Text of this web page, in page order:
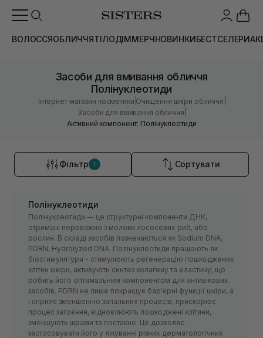
ВОЛОССЯОБЛИЧЧЯТІЛОДІММЕРЧНОВИНКИБЕСТСЕЛЕРИ
Засоби для вмивання обличчя
Полінуклеотиди
Інтернет магазин косметики |Очищення шкіри обличчя
Засоби для вмивання обличчя
Активний компонент: Полінуклеотиди
Фільтр 1 Сортувати
Полінуклеотиди
Полінуклеотиди — це структурні компоненти ДНК,
отримані переважно з молоки лососевих риб, або
рослин. В складі засобів позначаються як Sodium DNA,
PDRN, Hydrolyzed DNA. Полінуклеотиди працюють як
біостимулятури - стимулюють регенерацію пошкоджених
клітин шкіри, активують синтез колагену та еластину, що
робить його оптимальним компонентом для антивікових
засобів. PDRN не лише покращує бар'єрні функції шкіри, а
і сприяє зменшенню запальних процесів, прискорює
процес загоєння, відновлюють пошкоджені клітини,
зменшують шрами та постакне. Це дозволяє
застосовувати його у лікуванні різних дерматологічних